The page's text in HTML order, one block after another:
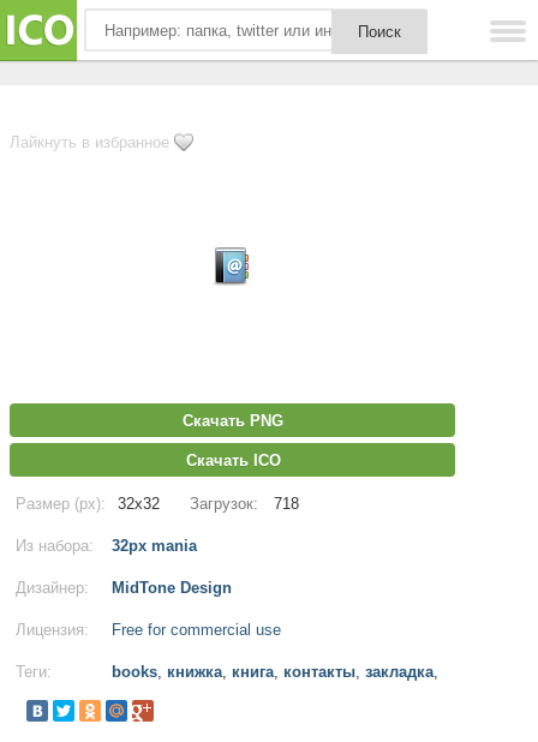
Лайкнуть в избранное
Скачать PNG
Скачать ICO
Размер (px): 32x32 Загрузок: 718
Из набора: 32px mania
Дизайнер: MidTone Design
Лицензия: Free for commercial use
Теги: books, книжка, книга, контакты, закладка,